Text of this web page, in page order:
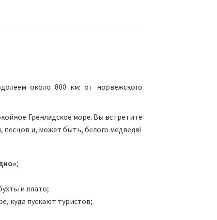
около 800 км: от норвежского
Гренладское море. Вы встретите
песцов и, может быть, белого медведя!
;
и плато;
куда пускают туристов;